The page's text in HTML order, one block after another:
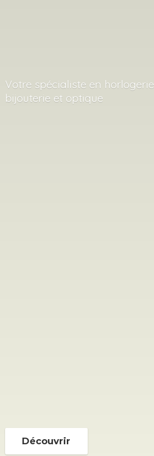
Votre spécialiste en horlogerie,
bijouterie et optique
Découvrir